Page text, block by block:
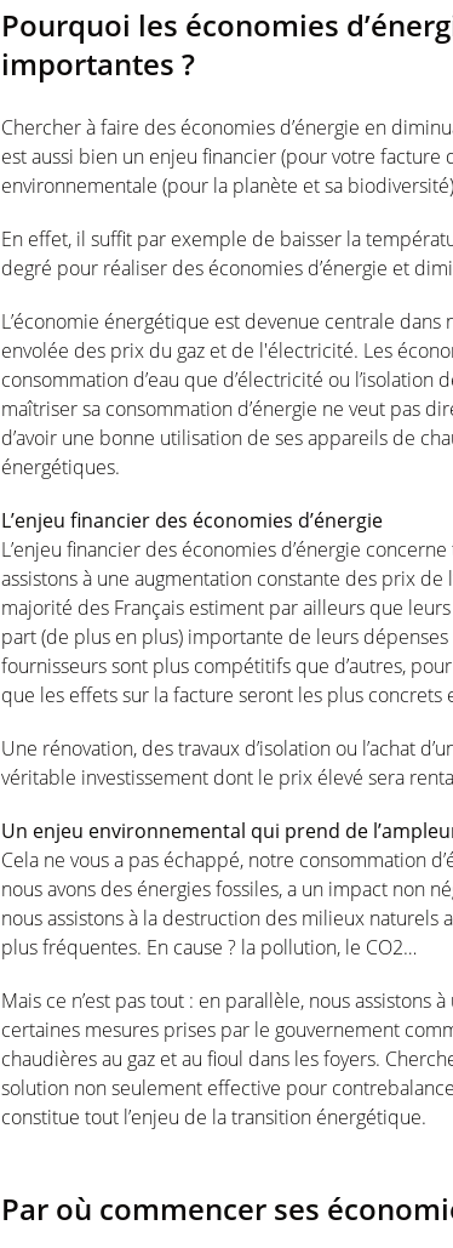
Pourquoi les économies
importantes ?
Chercher à faire des économies d’énergie en
est aussi bien un enjeu financier (pour votre facture
environnementale (pour la planète et sa
En effet, il suffit par exemple de baisser la
degré pour réaliser des économies d’énergie et
L’économie énergétique est devenue centrale dans
envolée des prix du gaz et de l'électricité. Les
consommation d’eau que d’électricité ou
maîtriser sa consommation d’énergie ne veut pas
d’avoir une bonne utilisation de ses appareils de
énergétiques.
L’enjeu financier des économies d’énergie
L’enjeu financier des économies d’énergie
assistons à une augmentation constante des prix
majorité des Français estiment par ailleurs que
part (de plus en plus) importante de leurs
fournisseurs sont plus compétitifs que d’autres,
que les effets sur la facture seront les plus concrets
Une rénovation, des travaux d’isolation ou l’achat
véritable investissement dont le prix élevé sera
Un enjeu environnemental qui prend de
Cela ne vous a pas échappé, notre consommation
nous avons des énergies fossiles, a un impact non
nous assistons à la destruction des milieux naturels
plus fréquentes. En cause ? la pollution, le CO2…
Mais ce n’est pas tout : en parallèle, nous assistons
certaines mesures prises par le gouvernement
chaudières au gaz et au fioul dans les foyers.
solution non seulement effective pour
constitue tout l’enjeu de la transition énergétique.
Par où commencer ses